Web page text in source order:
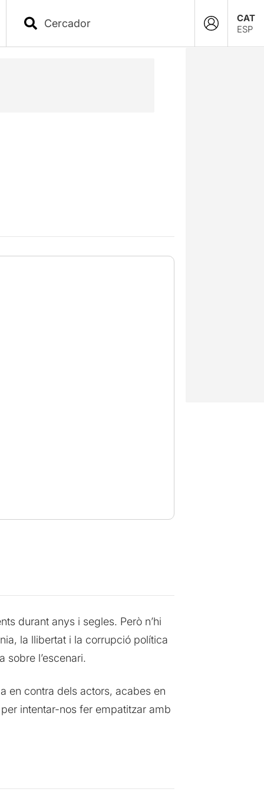
CAT
ESP
durant anys i segles. Però n’hi
la llibertat i la corrupció política
l’escenari.
en contra dels actors, acabes en
intentar-nos fer empatitzar amb